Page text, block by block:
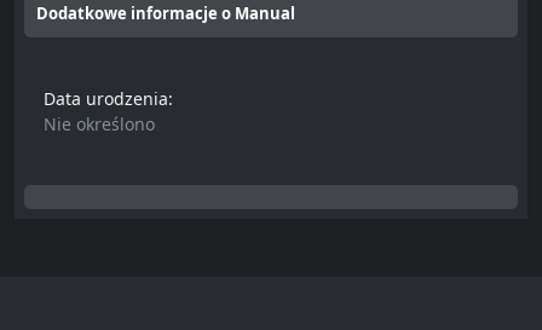
Dodatkowe informacje o Manual
Data urodzenia:
Nie określono